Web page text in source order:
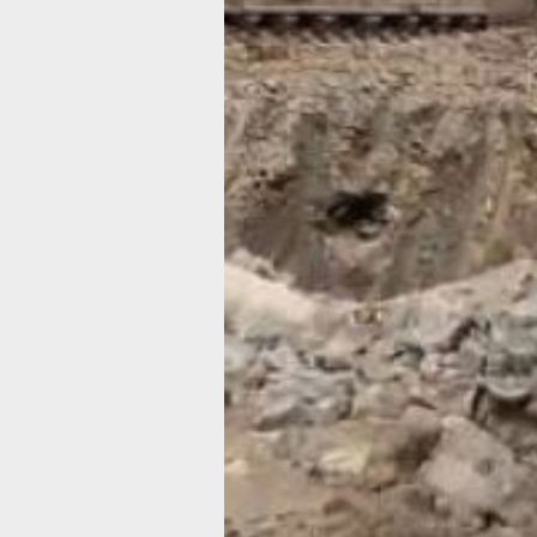
проезда будет решаться совместно
с администрацией Хабаровска и
дома.
Реконструкция Краснодарской
призвана решить проблему пробок
в микрорайоне. В рамках проекта
планируется расширение дороги с
до четырех полос, создание съездов
с улицы Карла Маркса на улицу
Бедного, установка новых остановок
и светофоров. Будет решена и
водоотведения.
В Хабаровске также ведутся
ремонты на проспекте 60-летия
и развязке улиц Ленинградской
и Восточного шоссе.
В ТЕМУ:
Выключенные кондиционеры, оплата
проезда переводом и другие
общественного транспорта
Читайте нас в соцсетях:ВКонтакте ,
Одноклассники, Телеграмили
Яндекс.Дзени МАКС